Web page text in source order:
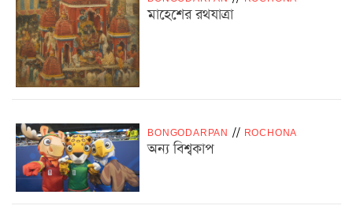
মাহেশের রথযাত্রা
BONGODARPAN // ROCHONA
অন্য বিশ্বকাপ